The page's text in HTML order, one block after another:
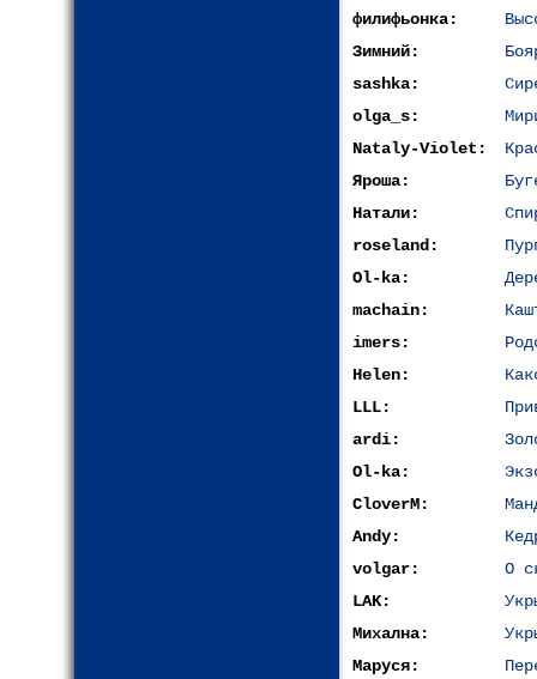
филифьонка:
Зимний:
sashka:
olga_s:
Nataly-Violet:
Яроша:
Натали:
roseland:
Ol-ka:
machain:
imers:
Helen:
LLL:
ardi:
Ol-ka:
CloverM:
Andy:
volgar:
О
LAK:
Михална:
Маруся: